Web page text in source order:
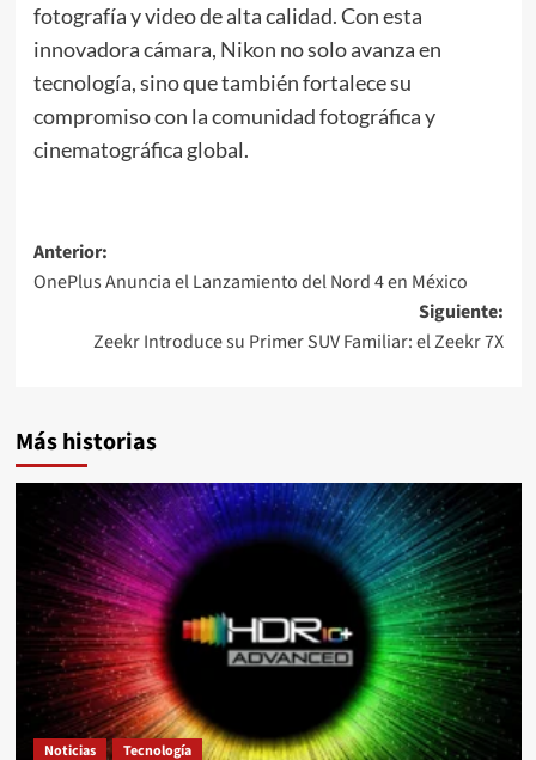
fotografía y video de alta calidad. Con esta
innovadora cámara, Nikon no solo avanza en
tecnología, sino que también fortalece su
compromiso con la comunidad fotográfica y
cinematográfica global.
Navegación
de
entradas
Anterior:
OnePlus Anuncia el Lanzamiento del Nord 4 en México
Siguiente:
Zeekr Introduce su Primer SUV Familiar: el Zeekr 7X
Más historias
Noticias Tecnología